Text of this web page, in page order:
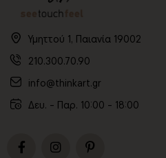
Υμηττού 1, Παιανία 19002
210.300.70.90
info@thinkart.gr
Δευ. - Παρ. 10:00 - 18:00